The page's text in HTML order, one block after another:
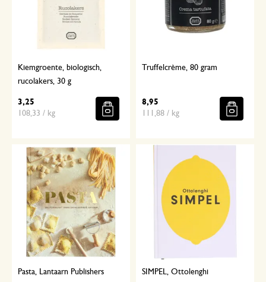
Kiemgroente, biologisch,
rucolakers, 30 g
3,25
108,33 / kg
Truffelcrème, 80 gram
8,95
111,88 / kg
Pasta, Lantaarn Publishers SIMPEL, Ottolenghi